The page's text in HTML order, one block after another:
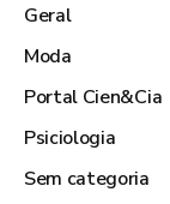
Geral
Moda
Portal Cien&Cia
Psiciologia
Sem categoria